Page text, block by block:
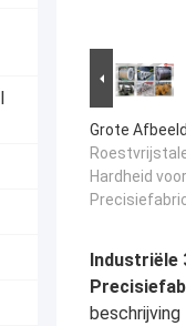
Grote
Hardheid
beschrijving